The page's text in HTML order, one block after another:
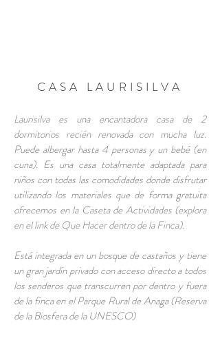
CASA LAURISILVA
Laurisilva es una encantadora casa de 2
dormitorios recién renovada con mucha luz.
Puede albergar hasta 4 personas y un bebé (en
cuna). Es una casa totalmente adaptada para
niños con todas las comodidades donde disfrutar
utilizando los materiales que de forma gratuita
ofrecemos en la Caseta de Actividades (explora
en el link de Que Hacer dentro de la Finca).
Está integrada en un bosque de castaños y tiene
un gran jardín privado con acceso directo a todos
los senderos que transcurren por dentro y fuera
de la finca en el Parque Rural de Anaga (Reserva
de la Biosfera de la UNESCO)